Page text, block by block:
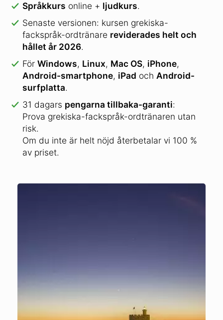
Språkkurs online + ljudkurs.
Senaste versionen: kursen grekiska-
fackspråk-ordtränare reviderades helt och
hållet år 2026.
För Windows, Linux, Mac OS, iPhone,
Android-smartphone, iPad och Android-
surfplatta.
31 dagars pengarna tillbaka-garanti:
Prova grekiska-fackspråk-ordtränaren utan
risk.
Om du inte är helt nöjd återbetalar vi 100 %
av priset.